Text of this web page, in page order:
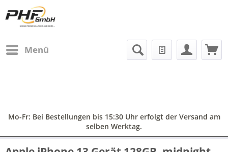
Menü
Mo-Fr: Bei Bestellungen bis 15:30 Uhr erfolgt der Versand am
selben Werktag.